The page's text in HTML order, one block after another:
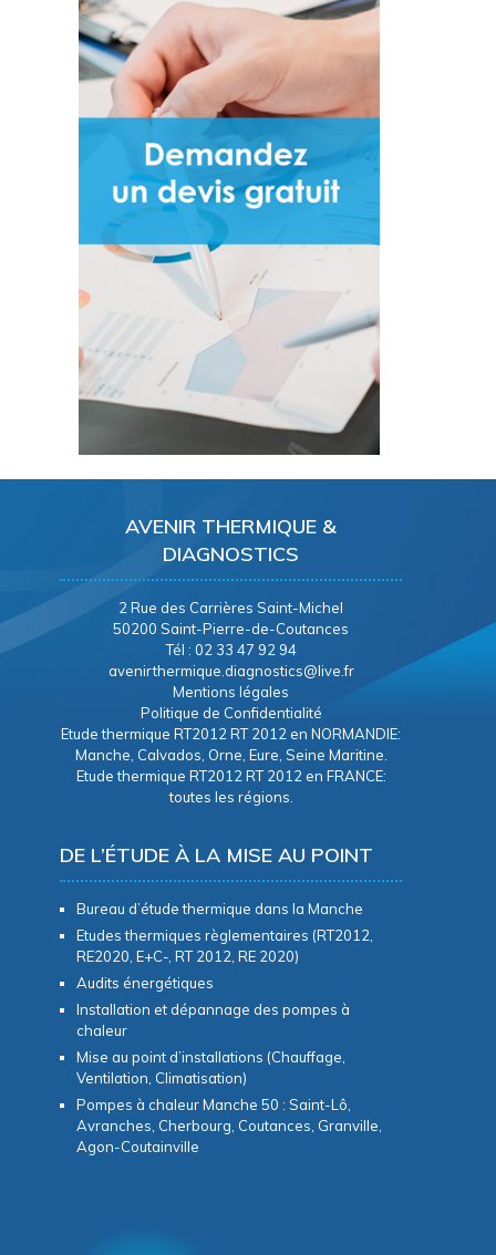
AVENIR THERMIQUE &
DIAGNOSTICS
2 Rue des Carrières Saint-Michel
50200 Saint-Pierre-de-Coutances
Tél : 02 33 47 92 94
avenirthermique.diagnostics@live.fr
Mentions légales
Politique de Confidentialité
Etude thermique RT2012 RT 2012 en NORMANDIE:
Manche, Calvados, Orne, Eure, Seine Maritine.
Etude thermique RT2012 RT 2012 en FRANCE:
toutes les régions.
DE L’ÉTUDE À LA MISE AU POINT
Bureau d’étude thermique dans la Manche
Etudes thermiques règlementaires (RT2012,
RE2020, E+C-, RT 2012, RE 2020)
Audits énergétiques
Installation et dépannage des pompes à
chaleur
Mise au point d’installations (Chauffage,
Ventilation, Climatisation)
Pompes à chaleur Manche 50 : Saint-Lô,
Avranches, Cherbourg, Coutances, Granville,
Agon-Coutainville